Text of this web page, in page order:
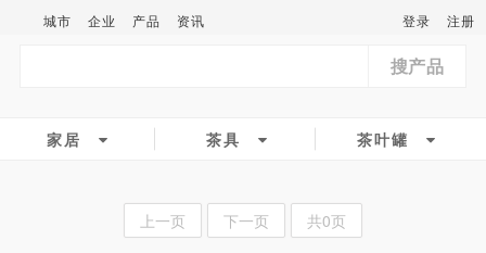
城市 企业 产品 资讯 登录 注册
搜产品
家居 茶具 茶叶罐
上一页 下一页 共0页